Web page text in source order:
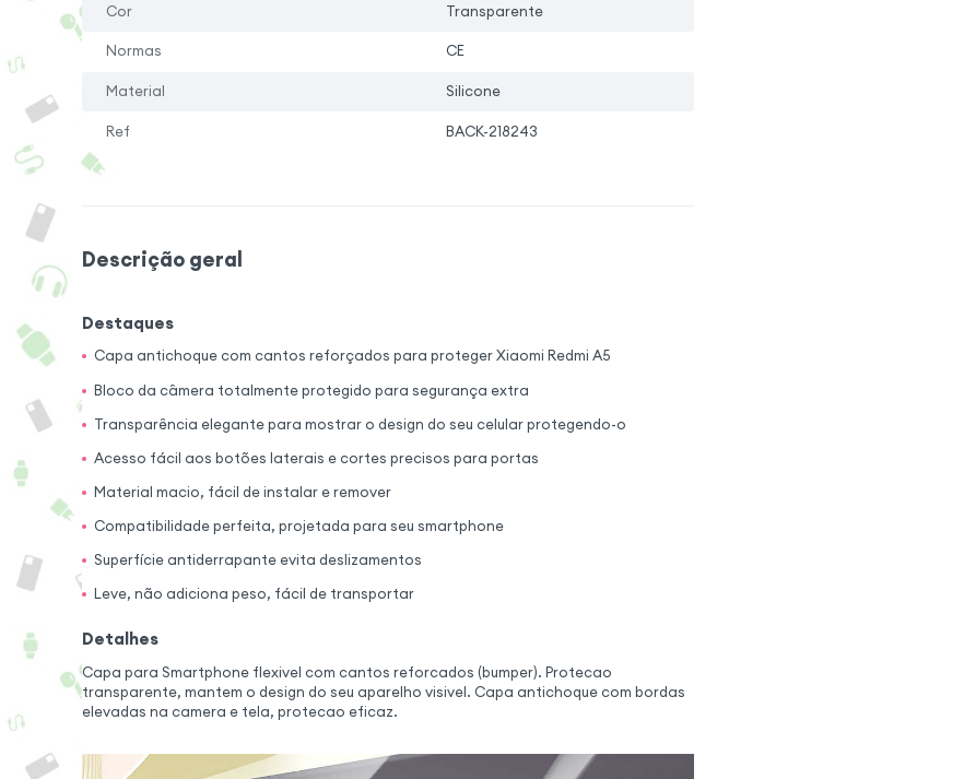
Cor Transparente
Normas CE
Material Silicone
Ref BACK-218243
Descrição geral
Destaques
Capa antichoque com cantos reforçados para proteger Xiaomi Redmi A5
Bloco da câmera totalmente protegido para segurança extra
Transparência elegante para mostrar o design do seu celular protegendo-o
Acesso fácil aos botões laterais e cortes precisos para portas
Material macio, fácil de instalar e remover
Compatibilidade perfeita, projetada para seu smartphone
Superfície antiderrapante evita deslizamentos
Leve, não adiciona peso, fácil de transportar
Detalhes
Capa para Smartphone flexivel com cantos reforcados (bumper). Protecao
transparente, mantem o design do seu aparelho visivel. Capa antichoque com bordas
elevadas na camera e tela, protecao eficaz.